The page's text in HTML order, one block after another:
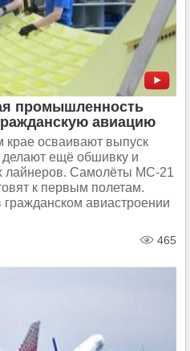
промышленность
авиацию
крае осваивают выпуск
делают ещё обшивку и
лайнеров. Самолёты МС-21
к первым полетам.
гражданском авиастроении
465